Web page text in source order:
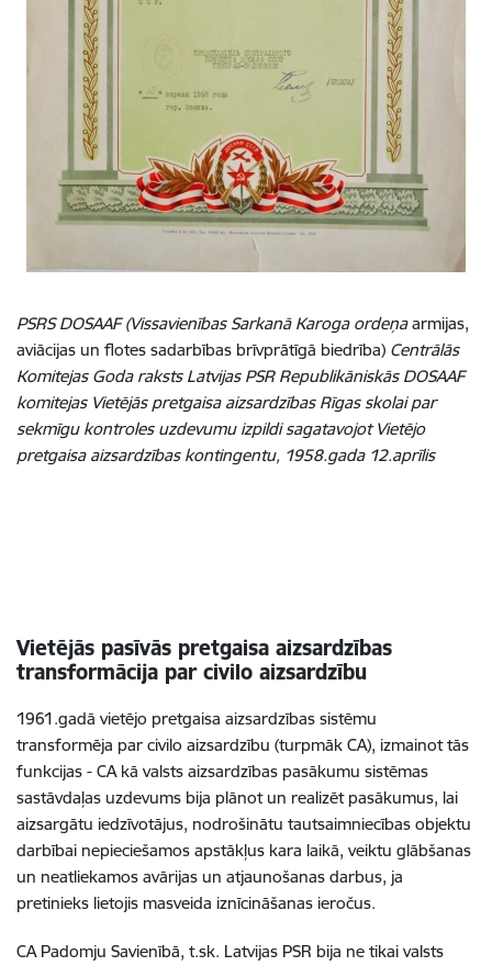
PSRS DOSAAF (Vissavienības Sarkanā Karoga ordeņaarmijas,
aviācijas un flotes sadarbības brīvprātīgā biedrība) Centrālās
Komitejas Goda raksts Latvijas PSR Republikāniskās DOSAAF
komitejas Vietējās pretgaisa aizsardzības Rīgas skolai par
sekmīgu kontroles uzdevumu izpildi sagatavojot Vietējo
pretgaisa aizsardzības kontingentu, 1958.gada 12.aprīlis
Vietējās pasīvās pretgaisa aizsardzības
transformācija par civilo aizsardzību
1961.gadā vietējo pretgaisa aizsardzības sistēmu
transformēja par civilo aizsardzību (turpmāk CA), izmainot tās
funkcijas - CA kā valsts aizsardzības pasākumu sistēmas
sastāvdaļas uzdevums bija plānot un realizēt pasākumus, lai
aizsargātu iedzīvotājus, nodrošinātu tautsaimniecības objektu
darbībai nepieciešamos apstākļus kara laikā, veiktu glābšanas
un neatliekamos avārijas un atjaunošanas darbus, ja
pretinieks lietojis masveida iznīcināšanas ieročus.
CA Padomju Savienībā, t.sk. Latvijas PSR bija ne tikai valsts